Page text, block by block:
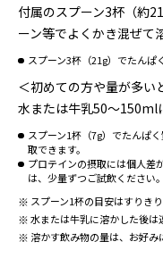
付属のスプーン3杯（約
ーン等でよくかき混ぜて
スプーン3杯（21g）でたんぱ
＜初めての方や量が多い
水または牛乳50～150ml
スプーン1杯（7g）でたんぱ
取できます。
プロテインの摂取には個人差
は、少量ずつご試飲ください。
スプーン1杯の目安はすりきり
水または牛乳に溶かした後は
溶かす飲み物の量は、お好み